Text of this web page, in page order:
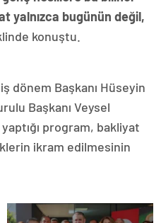
yalnızca bugünün değil,
konuştu.
dönem Başkanı Hüseyin
Başkanı Veysel
program, bakliyat
ikram edilmesinin